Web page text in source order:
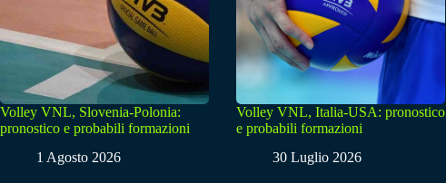
Volley VNL, Slovenia-Polonia:
pronostico e probabili formazioni
1 Agosto 2026
Volley VNL, Italia-USA: pronostico
e probabili formazioni
30 Luglio 2026